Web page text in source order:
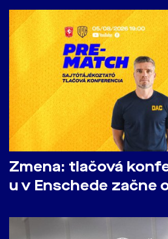
Zmena: tlačová
u v Enschede začne